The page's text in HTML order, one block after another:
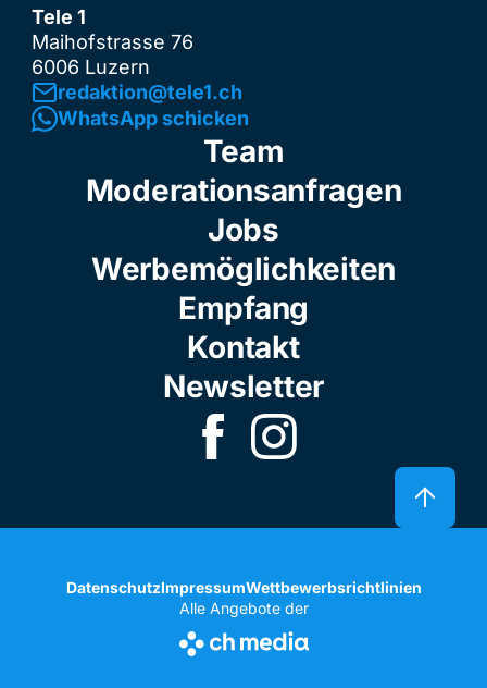
Tele 1
Maihofstrasse 76
6006 Luzern
redaktion@tele1.ch
WhatsApp schicken
Team
Moderationsanfragen
Jobs
Werbemöglichkeiten
Empfang
Kontakt
Newsletter
DatenschutzImpressumWettbewerbsrichtlinien
Alle Angebote der